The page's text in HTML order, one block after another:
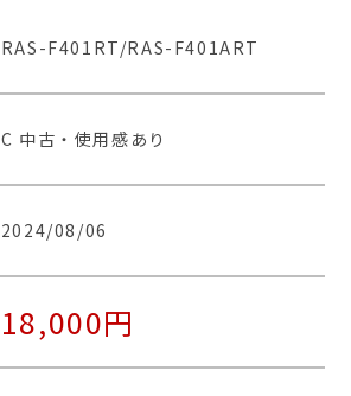
RAS-F401RT/RAS-F401ART
C 中古・使用感あり
2024/08/06
18,000円